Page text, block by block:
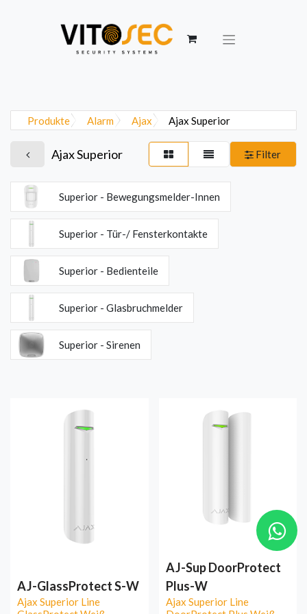
Produkte Alarm Ajax Ajax Superior
Ajax Superior Filter
Superior - Bewegungsmelder-Innen
Superior - Tür-/ Fensterkontakte
Superior - Bedienteile
Superior - Glasbruchmelder
Superior - Sirenen
AJ-GlassProtect S-W
Ajax Superior Line
AJ-Sup DoorProtect
Plus-W
Ajax Superior Line